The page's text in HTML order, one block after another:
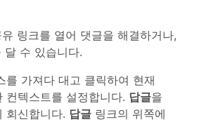
링크를 열어 댓글을 해결하거나,
달 수 있습니다.
를 가져다 대고 클릭하여 현재
컨텍스트를 설정합니다. 답글을
회신합니다. 답글 링크의 위쪽에